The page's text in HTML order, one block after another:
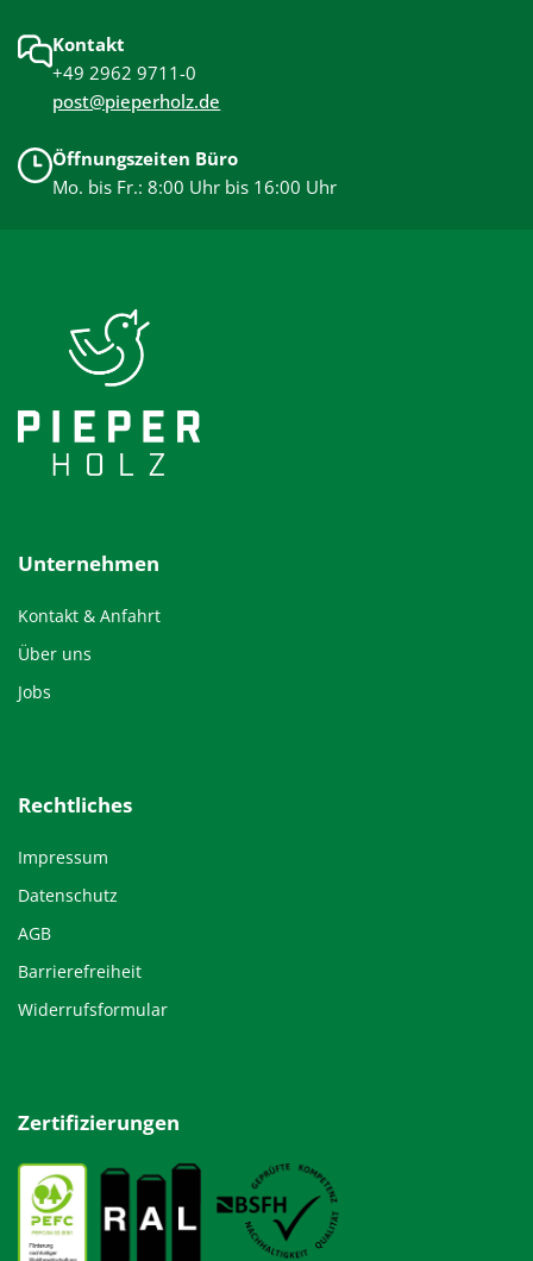
Kontakt
+49 2962 9711-0
post@pieperholz.de
Öffnungszeiten Büro
Mo. bis Fr.: 8:00 Uhr bis 16:00 Uhr
Unternehmen
Kontakt & Anfahrt
Über uns
Jobs
Rechtliches
Impressum
Datenschutz
AGB
Barrierefreiheit
Widerrufsformular
Zertifizierungen